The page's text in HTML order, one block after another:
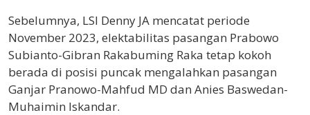
Sebelumnya, LSI Denny JA mencatat periode
November 2023, elektabilitas pasangan Prabowo
Subianto-Gibran Rakabuming Raka tetap kokoh
berada di posisi puncak mengalahkan pasangan
Ganjar Pranowo-Mahfud MD dan Anies Baswedan-
Muhaimin Iskandar.